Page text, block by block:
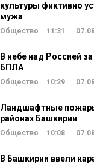
культуры фиктивно
мужа
Общество 11:31
В небе над Россией
БПЛА
Общество 10:29
Ландшафтные
районах Башкирии
Общество 10:08
В Башкирии ввели